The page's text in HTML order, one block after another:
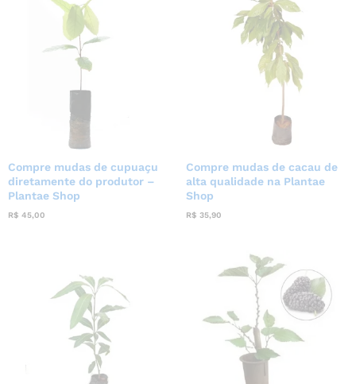
Compre mudas de cupuaçu
diretamente do produtor –
Plantae Shop
R$ 45,00
Compre mudas de cacau de
alta qualidade na Plantae
Shop
R$ 35,90